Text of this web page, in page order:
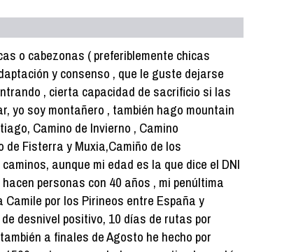
o cabezonas ( preferiblemente chicas
y consenso , que le guste dejarse
, cierta capacidad de sacrificio si las
yo soy montañero , también hago mountain
Camino de Invierno , Camino
de Fisterra y Muxia,Camiño de los
aunque mi edad es la que dice el DNI
personas con 40 años , mi penúltima
por los Pirineos entre España y
desnivel positivo, 10 días de rutas por
a finales de Agosto he hecho por